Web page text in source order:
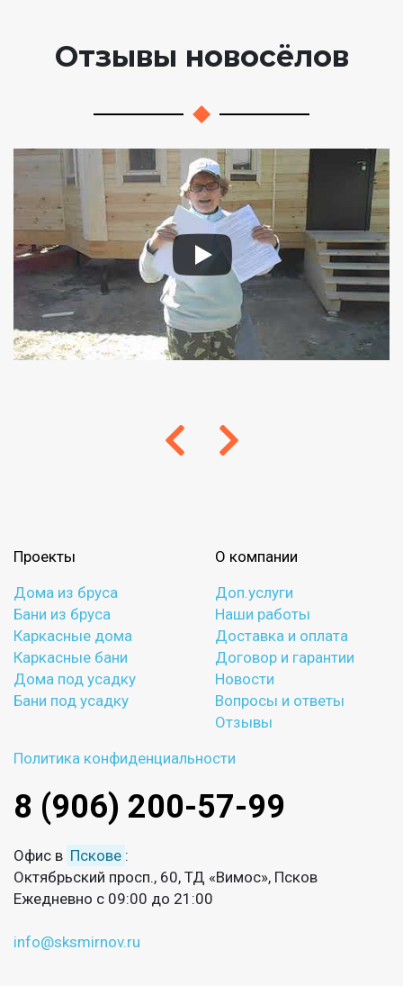
Отзывы новосёлов
Проекты
Дома из бруса
Бани из бруса
Каркасные дома
Каркасные бани
Дома под усадку
Бани под усадку
О компании
Доп.услуги
Наши работы
Доставка и оплата
Договор и гарантии
Новости
Вопросы и ответы
Отзывы
Политика конфиденциальности
8 (906) 200-57-99
Офис в Пскове :
Октябрьский просп., 60, ТД «Вимос», Псков
Ежедневно с 09:00 до 21:00
info@sksmirnov.ru